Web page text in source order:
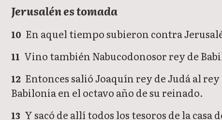
Jerusalén es tomada
10 En aquel tiempo subieron contra
11 Vino también Nabucodonosor rey de
12 Entonces salió Joaquín rey de Judá al
Babilonia en el octavo año de su reinado.
13 Y sacó de allí todos los tesoros de la